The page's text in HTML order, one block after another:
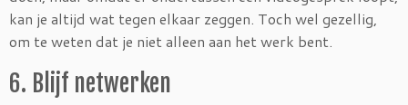
kan je altijd wat tegen elkaar zeggen. Toch wel gezellig,
om te weten dat je niet alleen aan het werk bent.
6. Blijf netwerken